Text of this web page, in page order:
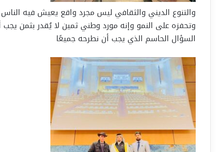
والتنوع الديني والثقافي ليس مجرد واقع يعيش فيه
وتحفزه على النمو وإنه مورد وطني ثمين لا يُقدر بثمن
السؤال الحاسم الذي يجب أن نطرحه جميعًا